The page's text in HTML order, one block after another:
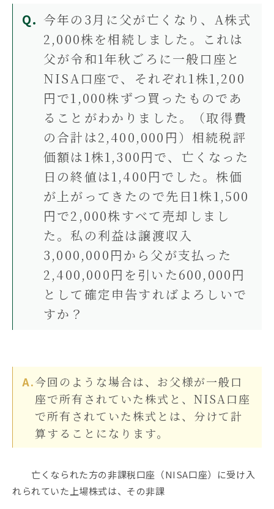
【遺産分割協議書の5つの提出
先】手続きの内容と提出期限を解
説
相続権がある人・ない人とは？配
偶者・子・兄弟姉妹の相続順位と
除外される場合
今年の3月に父が亡くなり、A株式
2,000株を相続しました。これは
父が令和1年秋ごろに一般口座と
NISA口座で、それぞれ1株1,200
円で1,000株ずつ買ったものであ
ることがわかりました。（取得費
の合計は2,400,000円）相続税評
価額は1株1,300円で、亡くなった
日の終値は1,400円でした。株価
が上がってきたので先日1株1,500
円で2,000株すべて売却しまし
た。私の利益は譲渡収入
3,000,000円から父が支払った
2,400,000円を引いた600,000円
として確定申告すればよろしいで
すか？
今回のような場合は、お父様が一般口
座で所有されていた株式と、NISA口座
で所有されていた株式とは、分けて計
算することになります。
亡くなられた方の非課税口座（NISA口座）に受け入
れられていた上場株式は、その非課